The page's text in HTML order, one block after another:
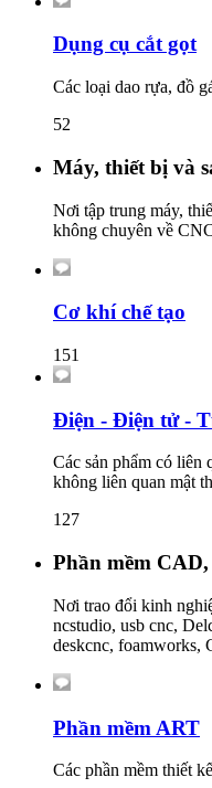
Dụng cụ cắt gọt
Các loại dao rựa, đồ
52
Máy, thiết bị và
Nơi tập trung máy,
không chuyên về
Cơ khí chế tạo
151
Điện - Điện tử -
Các sản phẩm có
không liên quan mật
127
Phần mềm
Nơi trao đổi kinh
ncstudio, usb cnc,
deskcnc, foamworks,
Phần mềm ART
Các phần mềm thiết